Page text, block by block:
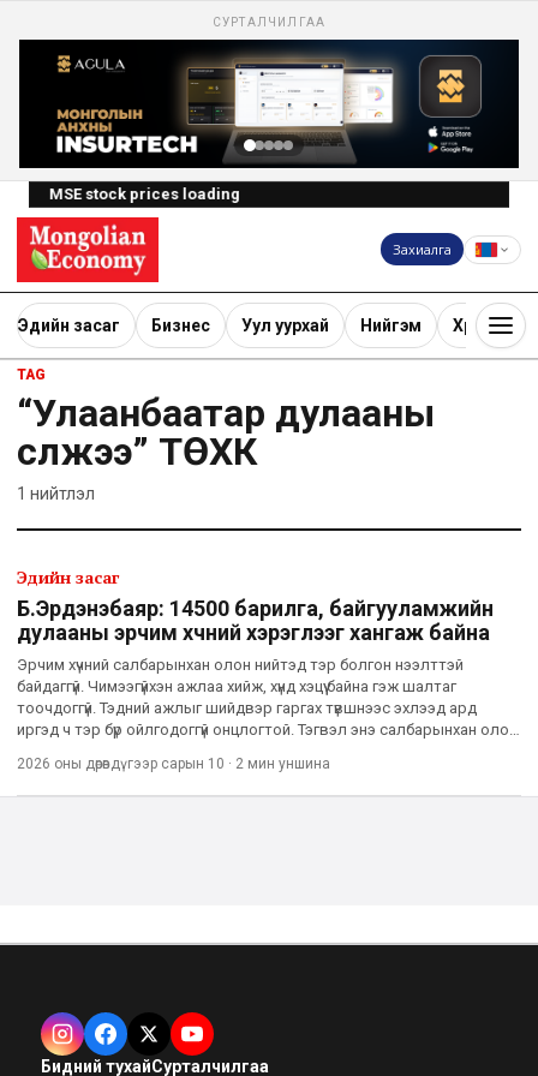
СУРТАЛЧИЛГАА
MSE stock prices loading
Захиалга
Эдийн засаг Бизнес Уул уурхай Нийгэм Хөрөнгө
TAG
“Улаанбаатар дулааны
сүлжээ” ТӨХК
1 нийтлэл
Эдийн засаг
Б.Эрдэнэбаяр: 14500 барилга, байгууламжийн
дулааны эрчим хүчний хэрэглээг хангаж байна
Эрчим хүчний салбарынхан олон нийтэд тэр болгон нээлттэй
байдаггүй. Чимээгүйхэн ажлаа хийж, хүнд хэцүү байна гэж шалтаг
тоочдоггүй. Тэдний ажлыг шийдвэр гаргах түвшнээс эхлээд ард
иргэд ч тэр бүр ойлгодоггүй онцлогтой. Тэгвэл энэ салбарынхан олон
2026 оны дөрөвдүгээр сарын 10 · 2 мин уншина
Бидний тухайСурталчилгаа